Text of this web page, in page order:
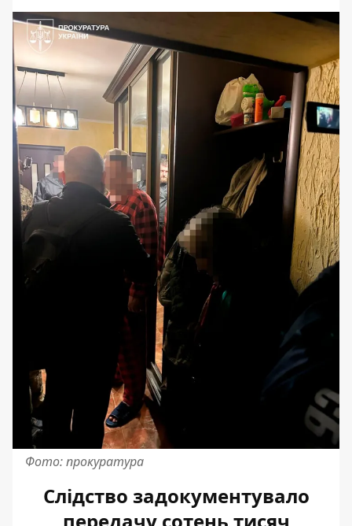
Фото: прокуратура
Слідство задокументувало
передачу сотень тисяч